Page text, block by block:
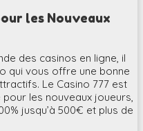
les Nouveaux
des casinos en ligne, il
qui vous offre une bonne
Le Casino 777 est
pour les nouveaux joueurs,
jusqu’à 500€ et plus de